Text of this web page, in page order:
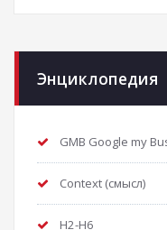
Энциклопедия
GMB Google my
Context (смысл)
H2-H6